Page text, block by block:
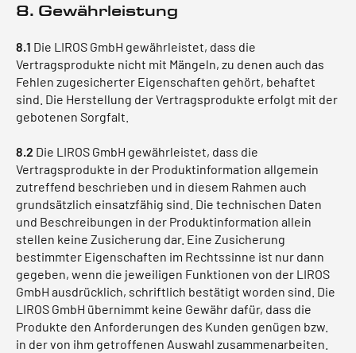
8. Gewährleistung
8.1 Die LIROS GmbH gewährleistet, dass die
Vertragsprodukte nicht mit Mängeln, zu denen auch das
Fehlen zugesicherter Eigenschaften gehört, behaftet
sind. Die Herstellung der Vertragsprodukte erfolgt mit der
gebotenen Sorgfalt.
8.2 Die LIROS GmbH gewährleistet, dass die
Vertragsprodukte in der Produktinformation allgemein
zutreffend beschrieben und in diesem Rahmen auch
grundsätzlich einsatzfähig sind. Die technischen Daten
und Beschreibungen in der Produktinformation allein
stellen keine Zusicherung dar. Eine Zusicherung
bestimmter Eigenschaften im Rechtssinne ist nur dann
gegeben, wenn die jeweiligen Funktionen von der LIROS
GmbH ausdrücklich, schriftlich bestätigt worden sind. Die
LIROS GmbH übernimmt keine Gewähr dafür, dass die
Produkte den Anforderungen des Kunden genügen bzw.
in der von ihm getroffenen Auswahl zusammenarbeiten.